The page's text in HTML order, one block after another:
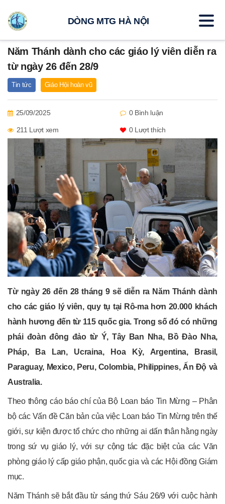
Năm Thánh dành cho các giáo lý viên diễn ra
từ ngày 26 đến 28/9
Tin tức Giáo Hội hoàn vũ
25/09/2025 0 Bình luận
211 Lượt xem 0Lượt thích
Từ ngày 26 đến 28 tháng 9 sẽ diễn ra Năm Thánh dành
cho các giáo lý viên, quy tụ tại Rô-ma hơn 20.000 khách
hành hương đến từ 115 quốc gia. Trong số đó có những
phái đoàn đông đảo từ Ý, Tây Ban Nha, Bồ Đào Nha,
Pháp, Ba Lan, Ucraina, Hoa Kỳ, Argentina, Brasil,
Paraguay, Mexico, Peru, Colombia, Philippines, Ấn Độ và
Australia.
Theo thông cáo báo chí của Bộ Loan báo Tin Mừng – Phân
bộ các Vấn đề Căn bản của việc Loan báo Tin Mừng trên thế
giới, sự kiện được tổ chức cho những ai dấn thân hằng ngày
trong sứ vụ giáo lý, với sự cộng tác đặc biệt của các Văn
phòng giáo lý cấp giáo phận, quốc gia và các Hội đồng Giám
mục.
Năm Thánh sẽ bắt đầu từ sáng thứ Sáu 26/9 với cuộc hành
DÒNG MTG HÀ NỘI